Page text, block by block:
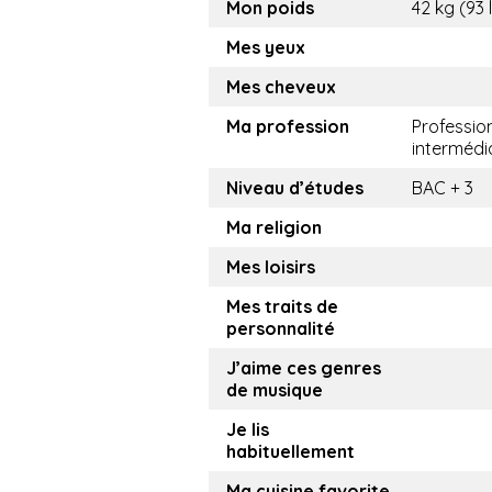
Mon poids
42 kg (93
Mes yeux
Mes cheveux
Ma profession
Niveau d’études
BAC + 3
Ma religion
Mes loisirs
Mes traits de
personnalité
J’aime ces genres
de musique
Je lis
habituellement